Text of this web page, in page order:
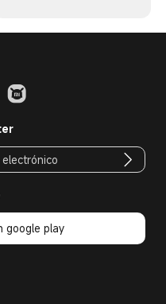
google play